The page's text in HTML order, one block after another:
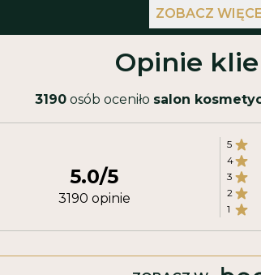
ZOBACZ
Opinie
3190osób oceniło salon
5.0/5
3190 opinie
5
4
3
2
1